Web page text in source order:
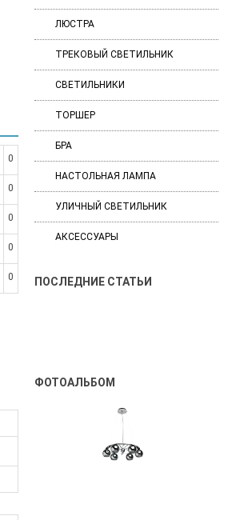
ЛЮСТРА
ТРЕКОВЫЙ СВЕТИЛЬНИК
СВЕТИЛЬНИКИ
ТОРШЕР
БРА
НАСТОЛЬНАЯ ЛАМПА
УЛИЧНЫЙ СВЕТИЛЬНИК
АКСЕССУАРЫ
ПОСЛЕДНИЕ СТАТЬИ
ФОТОАЛЬБОМ
0
0
0
0
0